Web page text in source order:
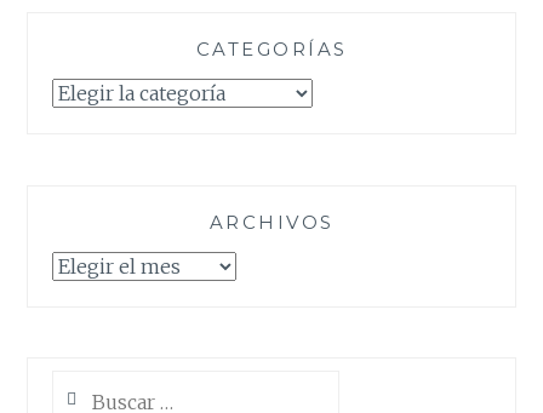
CATEGORÍAS
Categorías
ARCHIVOS
Archivos